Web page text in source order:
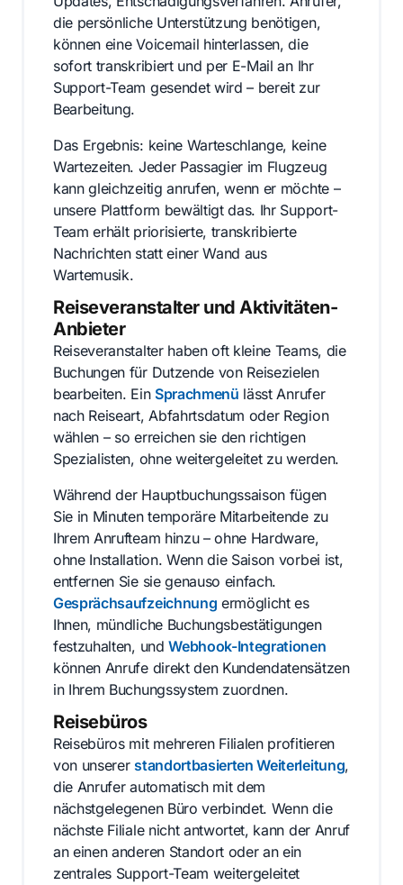
die persönliche Unterstützung benötigen,
können eine Voicemail hinterlassen, die
sofort transkribiert und per E-Mail an Ihr
Support-Team gesendet wird – bereit zur
Bearbeitung.
Das Ergebnis: keine Warteschlange, keine
Wartezeiten. Jeder Passagier im Flugzeug
kann gleichzeitig anrufen, wenn er möchte –
unsere Plattform bewältigt das. Ihr Support-
Team erhält priorisierte, transkribierte
Nachrichten statt einer Wand aus
Wartemusik.
Reiseveranstalter und Aktivitäten-
Anbieter
Reiseveranstalter haben oft kleine Teams, die
Buchungen für Dutzende von Reisezielen
bearbeiten. Ein Sprachmenü lässt Anrufer
nach Reiseart, Abfahrtsdatum oder Region
wählen – so erreichen sie den richtigen
Spezialisten, ohne weitergeleitet zu werden.
Während der Hauptbuchungssaison fügen
Sie in Minuten temporäre Mitarbeitende zu
Ihrem Anrufteam hinzu – ohne Hardware,
ohne Installation. Wenn die Saison vorbei ist,
entfernen Sie sie genauso einfach.
Gesprächsaufzeichnung ermöglicht es
Ihnen, mündliche Buchungsbestätigungen
festzuhalten, undWebhook-Integrationen
können Anrufe direkt den Kundendatensätzen
in Ihrem Buchungssystem zuordnen.
Reisebüros
Reisebüros mit mehreren Filialen profitieren
von unserer standortbasierten Weiterleitung,
die Anrufer automatisch mit dem
nächstgelegenen Büro verbindet. Wenn die
nächste Filiale nicht antwortet, kann der Anruf
an einen anderen Standort oder an ein
zentrales Support-Team weitergeleitet